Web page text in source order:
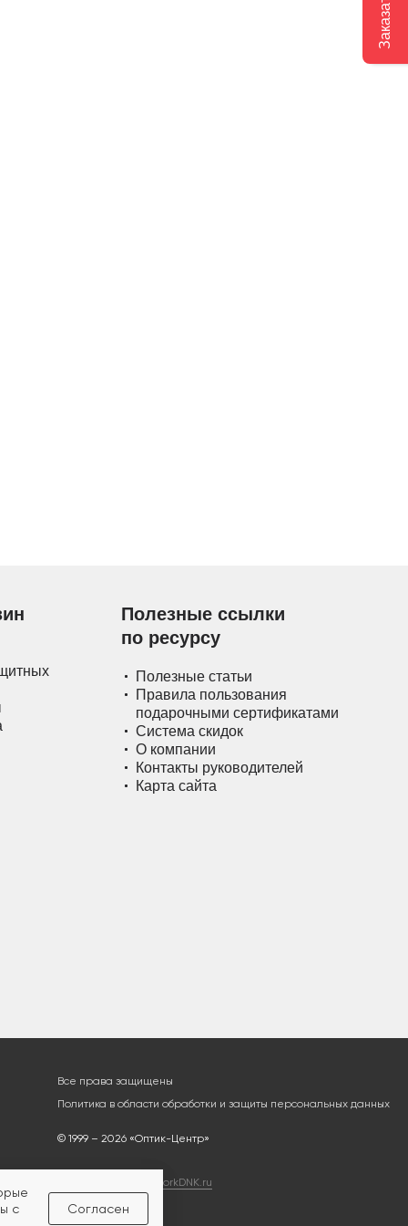
Полезные ссылки
по ресурсу
Полезные статьи
Правила пользования
подарочными сертификатами
Система скидок
О компании
Контакты руководителей
Карта сайта
Все права защищены
Политика в области обработки и защиты персональных данных
© 1999 – 2026 «Оптик-Центр»
workDNK.ru
с
Согласен